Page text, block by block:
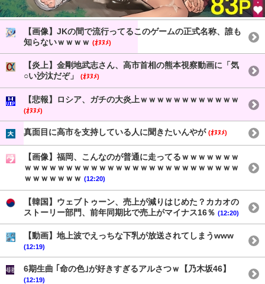
【画像】JKの間で流行ってるこのゲームの正式名称、誰も
知らないｗｗｗｗ (ｵﾇﾇﾒ)
【炎上】金剛地武志さん、高市首相の熊本視察動画に「気
○い沙汰だぞ」
(ｵﾇﾇﾒ)
【悲報】ロシア、ガチの大炎上ｗｗｗｗｗｗｗｗｗｗｗｗ
(ｵﾇﾇﾒ)
真面目に高市を支持している人に聞きたいんやが (ｵﾇﾇﾒ)
【画像】福岡、こんなのが普通に走ってるｗｗｗｗｗｗｗ
ｗｗｗｗｗｗｗｗｗｗｗｗｗｗｗｗｗｗｗｗｗｗｗｗｗｗ
ｗｗｗｗｗｗｗ (12:20)
【韓国】ウェブトゥーン、売上が減りはじめた？カカオの
ストーリー部門、前年同期比で売上がマイナス16％ (12:20)
【動画】地上波でえっちな下乳が放送されてしまうwww
(12:19)
6期生曲 ｢命の色｣が好きすぎるアルさつｗ【乃木坂46】
(12:19)